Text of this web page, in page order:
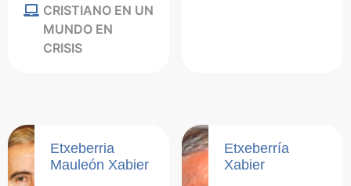
CRISTIANO EN UN
MUNDO EN
CRISIS
Etxeberria
Mauleón Xabier
Etxeberría
Xabier